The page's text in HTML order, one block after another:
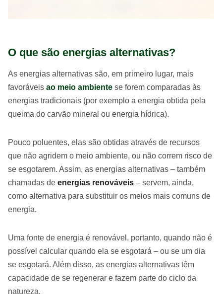
O que são energias alternativas?
As energias alternativas são, em primeiro lugar, mais
favoráveis ao meio ambiente se forem comparadas às
energias tradicionais (por exemplo a energia obtida pela
queima do carvão mineral ou energia hídrica).
Pouco poluentes, elas são obtidas através de recursos
que não agridem o meio ambiente, ou não correm risco de
se esgotarem. Assim, as energias alternativas – também
chamadas de energias renováveis – servem, ainda,
como alternativa para substituir os meios mais comuns de
energia.
Uma fonte de energia é renovável, portanto, quando não é
possível calcular quando ela se esgotará – ou se um dia
se esgotará. Além disso, as energias alternativas têm
capacidade de se regenerar e fazem parte do ciclo da
natureza.